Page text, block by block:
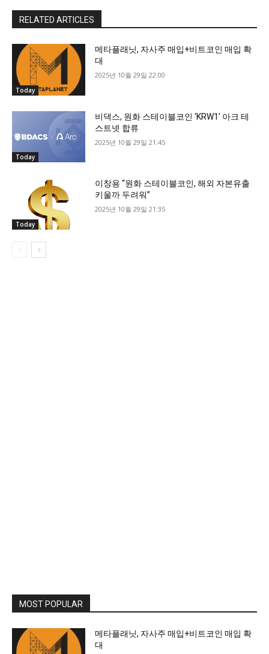
RELATED ARTICLES
Today
메타플래닛, 자사주 매입+비트코인 매입 확
대
2025년 10월 29일 22:00
Today
비댁스, 원화 스테이블코인 ‘KRW1’ 아크 테
스트넷 합류
2025년 10월 29일 21:45
Today
이창용 “원화 스테이블코인, 해외 자본유출
키울까 두려워”
2025년 10월 29일 21:35
MOST POPULAR
메타플래닛, 자사주 매입+비트코인 매입 확
대